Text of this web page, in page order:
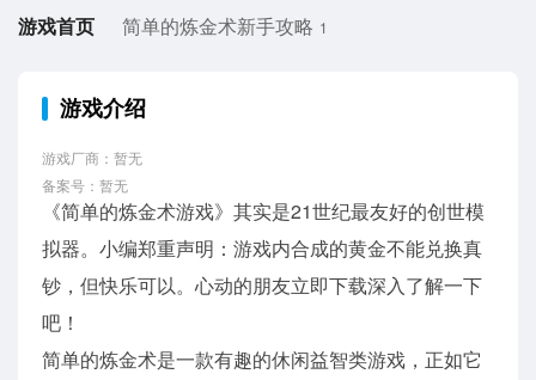
游戏首页 简单的炼金术新手攻略 1
游戏介绍
游戏厂商：暂无
备案号：暂无
《简单的炼金术游戏》其实是21世纪最友好的创世模
拟器。小编郑重声明：游戏内合成的黄金不能兑换真
钞，但快乐可以。心动的朋友立即下载深入了解一下
吧！
简单的炼金术是一款有趣的休闲益智类游戏，正如它